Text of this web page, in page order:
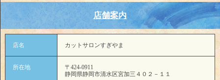
店舗案内
店名 カットサロンすぎやま
所在地
〒424-0911
静岡県静岡市清水区宮加三４０２－１１